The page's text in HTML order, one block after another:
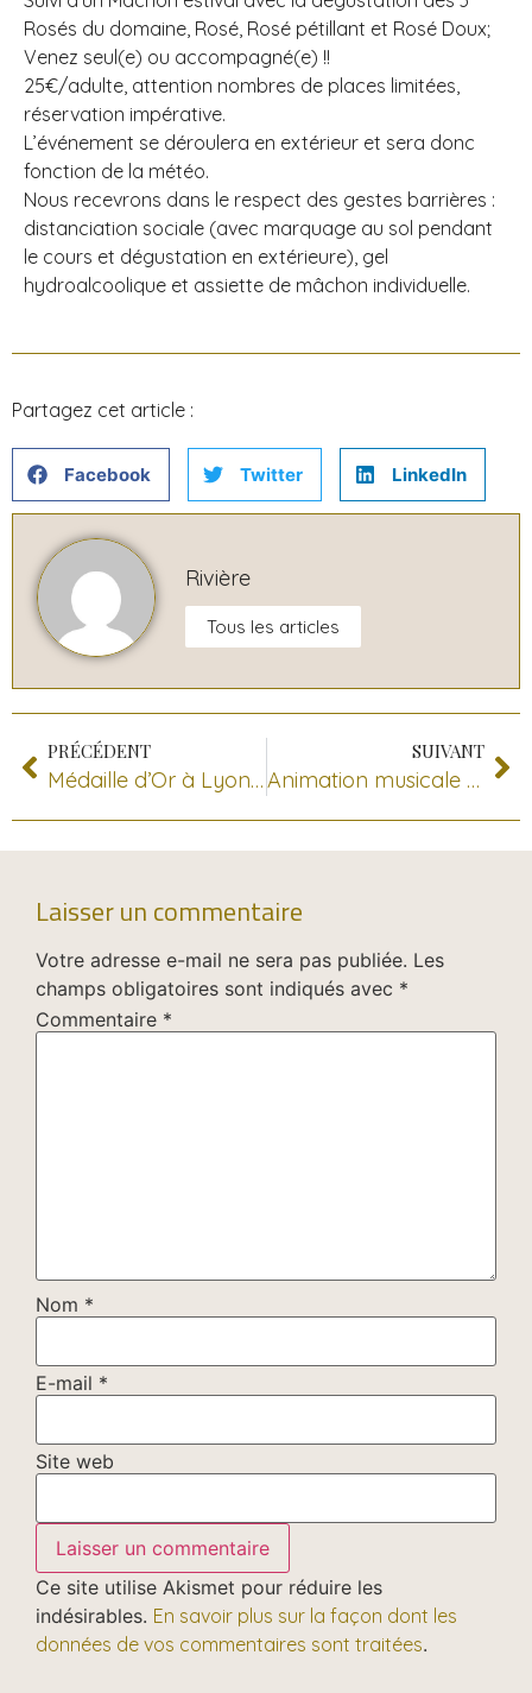
Rosés du domaine, Rosé, Rosé pétillant et Rosé Doux;
Venez seul(e) ou accompagné(e) !!
25€/adulte, attention nombres de places limitées,
réservation impérative.
L’événement se déroulera en extérieur et sera donc
fonction de la météo.
Nous recevrons dans le respect des gestes barrières :
distanciation sociale (avec marquage au sol pendant
le cours et dégustation en extérieure), gel
hydroalcoolique et assiette de mâchon individuelle.
Partagez cet article :
Facebook Twitter LinkedIn
Rivière
Tous les articles
PRÉCÉDENT
Médaille d’Or à Lyon pour notre Bourgogne Pinot Noir !!!!
SUIVANT
Animation musicale par Sonith, Tapas & Rosé
Laisser un commentaire
Votre adresse e-mail ne sera pas publiée. Les
champs obligatoires sont indiqués avec *
Commentaire *
Nom *
E-mail *
Site web
Ce site utilise Akismet pour réduire les
indésirables. En savoir plus sur la façon dont les
données de vos commentaires sont traitées.